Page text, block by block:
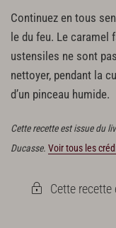
Continuez en tous
le du feu. Le
ustensiles ne sont
nettoyer, pendant la
d’un pinceau humide.
Cette recette est issue du
Ducasse. Voir tous les
Cette